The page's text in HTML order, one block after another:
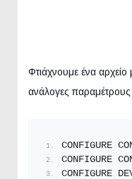
Φτιάχνουμε ένα
ανάλογες
CONFIGURE
CONFIGURE
CONFIGURE